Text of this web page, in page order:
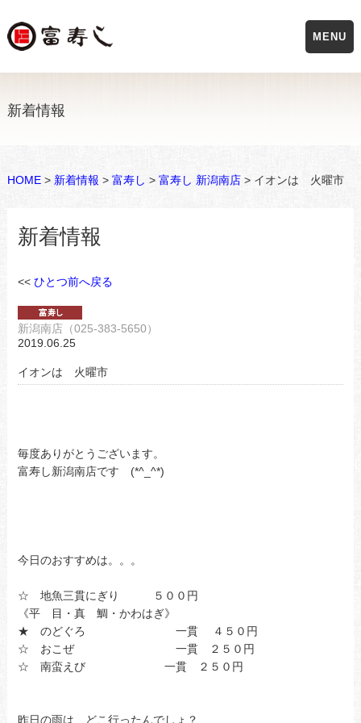
新着情報
HOME> 新着情報 > 富寿し > 富寿し 新潟南店> イオンは 火曜市
新着情報
<< ひとつ前へ戻る
新潟南店（025-383-5650）
2019.06.25
イオンは 火曜市
毎度ありがとうございます。
富寿し新潟南店です (*^_^*)
今日のおすすめは。。。
☆ 地魚三貫にぎり ５００円
《平 目・真 鯛・かわはぎ》
★ のどぐろ 一貫 ４５０円
☆ おこぜ 一貫 ２５０円
☆ 南蛮えび 一貫 ２５０円
昨日の雨は どこ行ったんでしょ？
MENU